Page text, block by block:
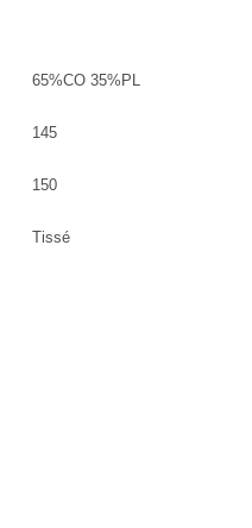
65%CO 35%PL
145
150
Tissé